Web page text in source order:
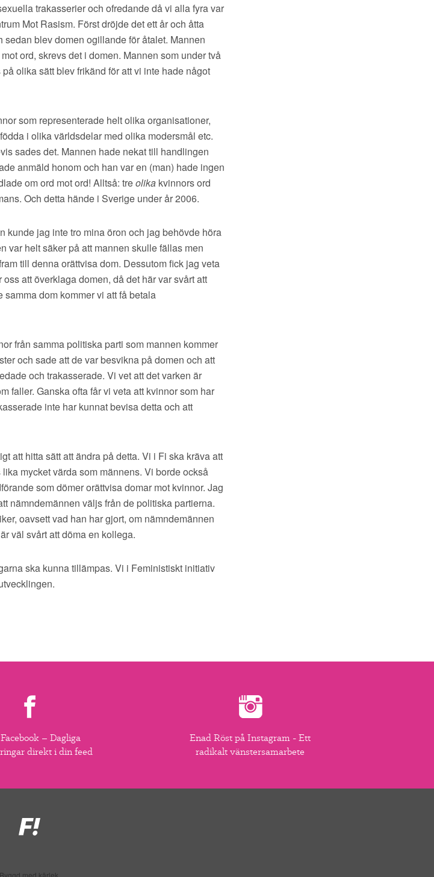
trakasserier och ofredande då vi alla fyra var
Mot Rasism. Först dröjde det ett år och åtta
blev domen ogillande för åtalet. Mannen
ord, skrevs det i domen. Mannen som under två
olika sätt blev frikänd för att vi inte hade något
som representerade helt olika organisationer,
i olika världsdelar med olika modersmål etc.
sades det. Mannen hade nekat till handlingen
anmäld honom och han var en (man) hade ingen
om ord mot ord! Alltså: treolika kvinnors ord
Och detta hände i Sverige under år 2006.
kunde jag inte tro mina öron och jag behövde höra
var helt säker på att mannen skulle fällas men
till denna orättvisa dom. Dessutom fick jag veta
att överklaga domen, då det här var svårt att
dom kommer vi att få betala
från samma politiska parti som mannen kommer
och sade att de var besvikna på domen och att
och trakasserade. Vi vet att det varken är
faller. Ganska ofta får vi veta att kvinnor som har
inte har kunnat bevisa detta och att
att hitta sätt att ändra på detta. Vi i Fi ska kräva att
mycket värda som männens. Vi borde också
som dömer orättvisa domar mot kvinnor. Jag
nämndemännen väljs från de politiska partierna.
oavsett vad han har gjort, om nämndemännen
väl svårt att döma en kollega.
ska kunna tillämpas. Vi i Feministiskt initiativ
– Dagliga
direkt i din feed
Enad Röst på Instagram - Ett
radikalt vänstersamarbete
Feministiskt
initiativ
Byggd med kärlek.